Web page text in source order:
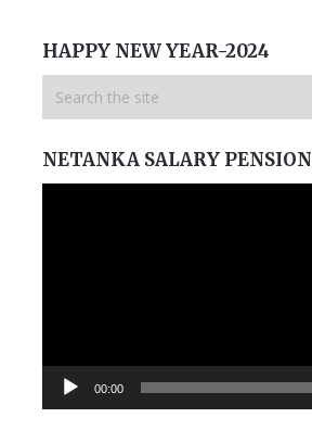
HAPPY NEW YEAR-2024
NETANKA SALARY PENSION
00:00